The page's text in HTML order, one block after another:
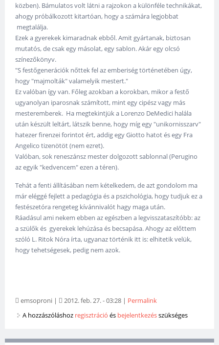
közben). Bámulatos volt látni a rajzokon a különféle technikákat,
ahogy próbálkozott kitartóan, hogy a számára legjobbat
megtalálja.
Ezek a gyerekek kimaradnak ebből. Amit gyártanak, biztosan
mutatós, de csak egy másolat, egy sablon. Akár egy olcsó
színezőkönyv.
"S festőgenerációk nőttek fel az emberiség történetében úgy,
hogy "majmolták" valamelyik mestert."
Ez valóban így van. Főleg azokban a korokban, mikor a festő
ugyanolyan iparosnak számított, mint egy cipész vagy más
mesteremberek. Ha megtekintjük a Lorenzo DeMedici halála
után készült leltárt, látszik benne, hogy míg egy "unikornisszarv"
hatezer firenzei forintot ért, addig egy Giotto hatot és egy Fra
Angelico tizenötöt (nem ezret).
Valóban, sok reneszánsz mester dolgozott sablonnal (Perugino
az egyik "kedvencem" ezen a téren).
Tehát a fenti állításában nem kételkedem, de azt gondolom ma
már eléggé fejlett a pedagógia és a pszichológia, hogy tudjuk ez a
festészetóra rengeteg kívánnivalót hagy maga után.
Ráadásul ami nekem ebben az egészben a legvisszataszítóbb: az
a szülők és gyerekek lehúzása és becsapása. Ahogy az előttem
szóló L. Ritok Nóra írta, ugyanaz történik itt is: elhitetik velük,
hogy tehetségesek, pedig nem azok.
emsoproni | 2012. feb. 27. - 03:28 | Permalink
A hozzászóláshoz regisztráció és bejelentkezésszükséges